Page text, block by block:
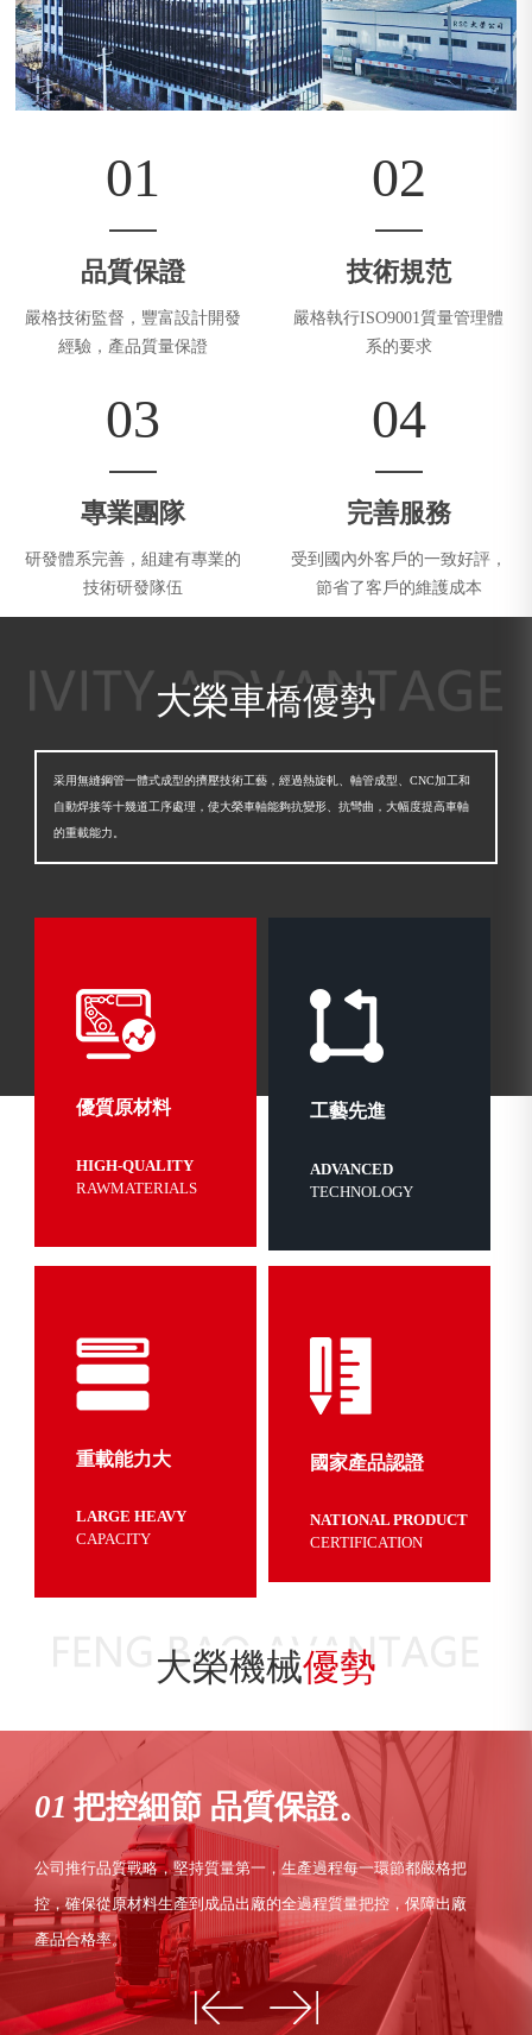
01
品質保證
嚴格技術監督，豐富設計開發
經驗，產品質量保證
02
技術規范
嚴格執行ISO9001質量管理體
系的要求
03
專業團隊
研發體系完善，組建有專業的
技術研發隊伍
04
完善服務
受到國內外客戶的一致好評，
節省了客戶的維護成本
大榮車橋優勢
采用無縫鋼管一體式成型的擠壓技術工藝，經過熱旋軋、軸管成型、CNC加工和
自動焊接等十幾道工序處理，使大榮車軸能夠抗變形、抗彎曲，大幅度提高車軸
的重載能力。
優質原材料
HIGH-QUALITY
RAWMATERIALS
工藝先進
ADVANCED
TECHNOLOGY
重載能力大
LARGE HEAVY
CAPACITY
國家產品認證
NATIONAL PRODUCT
CERTIFICATION
大榮機械優勢
01 把控細節 品質保證。
公司推行品質戰略，堅持質量第一，生產過程每一環節都嚴格把
控，確保從原材料生產到成品出廠的全過程質量把控，保障出廠
產品合格率。